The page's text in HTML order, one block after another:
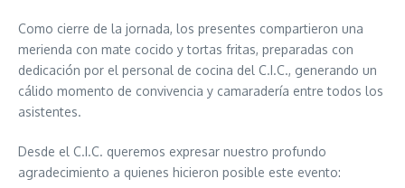
Como cierre de la jornada, los presentes compartieron una
merienda con mate cocido y tortas fritas, preparadas con
dedicación por el personal de cocina del C.I.C., generando un
cálido momento de convivencia y camaradería entre todos los
asistentes.
Desde el C.I.C. queremos expresar nuestro profundo
agradecimiento a quienes hicieron posible este evento: